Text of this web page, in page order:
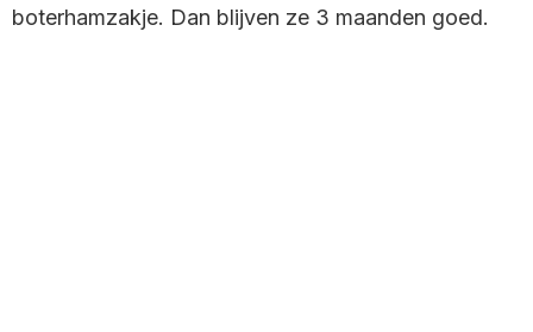
boterhamzakje. Dan blijven ze 3 maanden goed.